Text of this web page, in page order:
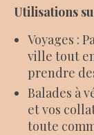
Utilisations
Voyages :
ville tout
prendre
Balades à
et vos
toute